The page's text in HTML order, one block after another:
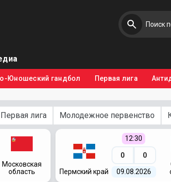
Юношеский гандбол Первая лига
Первая лига Молодежное первенство
Московская
область
Пермский край
12:30
0 0
09.08.2026